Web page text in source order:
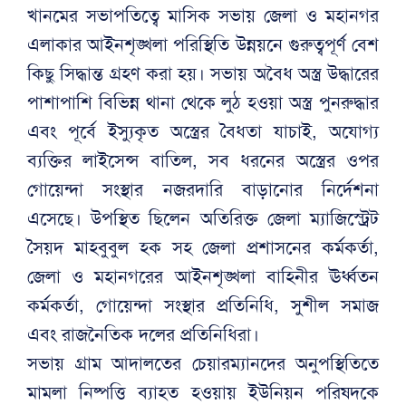
খানমের সভাপতিত্বে মাসিক সভায় জেলা ও মহানগর
এলাকার আইনশৃঙ্খলা পরিস্থিতি উন্নয়নে গুরুত্বপূর্ণ বেশ
কিছু সিদ্ধান্ত গ্রহণ করা হয়। সভায় অবৈধ অস্ত্র উদ্ধারের
পাশাপাশি বিভিন্ন থানা থেকে লুঠ হওয়া অস্ত্র পুনরুদ্ধার
এবং পূর্বে ইস্যুকৃত অস্ত্রের বৈধতা যাচাই, অযোগ্য
ব্যক্তির লাইসেন্স বাতিল, সব ধরনের অস্ত্রের ওপর
গোয়েন্দা সংস্থার নজরদারি বাড়ানোর নির্দেশনা
এসেছে। উপস্থিত ছিলেন অতিরিক্ত জেলা ম্যাজিস্ট্রেট
সৈয়দ মাহবুবুল হক সহ জেলা প্রশাসনের কর্মকর্তা,
জেলা ও মহানগরের আইনশৃঙ্খলা বাহিনীর ঊর্ধ্বতন
কর্মকর্তা, গোয়েন্দা সংস্থার প্রতিনিধি, সুশীল সমাজ
এবং রাজনৈতিক দলের প্রতিনিধিরা।
সভায় গ্রাম আদালতের চেয়ারম্যানদের অনুপস্থিতিতে
মামলা নিষ্পত্তি ব্যাহত হওয়ায় ইউনিয়ন পরিষদকে